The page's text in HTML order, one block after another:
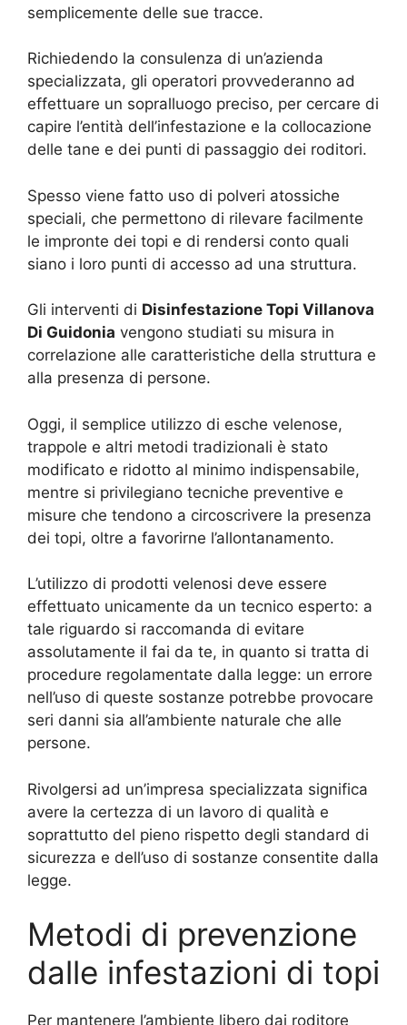
semplicemente delle sue tracce.
Richiedendo la consulenza di un’azienda
specializzata, gli operatori provvederanno ad
effettuare un sopralluogo preciso, per cercare di
capire l’entità dell’infestazione e la collocazione
delle tane e dei punti di passaggio dei roditori.
Spesso viene fatto uso di polveri atossiche
speciali, che permettono di rilevare facilmente
le impronte dei topi e di rendersi conto quali
siano i loro punti di accesso ad una struttura.
Gli interventi di Disinfestazione Topi Villanova
Di Guidonia vengono studiati su misura in
correlazione alle caratteristiche della struttura e
alla presenza di persone.
Oggi, il semplice utilizzo di esche velenose,
trappole e altri metodi tradizionali è stato
modificato e ridotto al minimo indispensabile,
mentre si privilegiano tecniche preventive e
misure che tendono a circoscrivere la presenza
dei topi, oltre a favorirne l’allontanamento.
L’utilizzo di prodotti velenosi deve essere
effettuato unicamente da un tecnico esperto: a
tale riguardo si raccomanda di evitare
assolutamente il fai da te, in quanto si tratta di
procedure regolamentate dalla legge: un errore
nell’uso di queste sostanze potrebbe provocare
seri danni sia all’ambiente naturale che alle
persone.
Rivolgersi ad un’impresa specializzata significa
avere la certezza di un lavoro di qualità e
soprattutto del pieno rispetto degli standard di
sicurezza e dell’uso di sostanze consentite dalla
legge.
Metodi di prevenzione
dalle infestazioni di topi
Per mantenere l’ambiente libero dai roditore